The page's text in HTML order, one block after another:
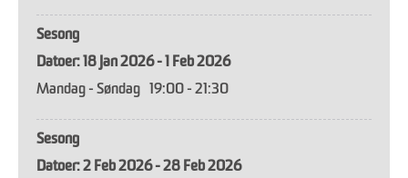
Sesong
18 Jan 2026 - 1 Feb 2026
Mandag - Søndag
19:00 - 21:30
Sesong
2 Feb 2026 - 28 Feb 2026